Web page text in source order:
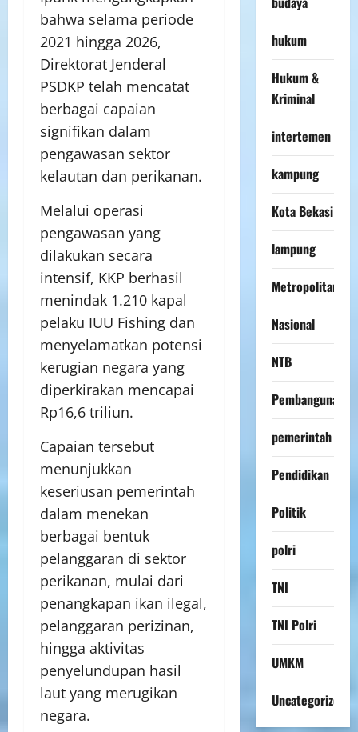
bahwa selama periode
2021 hingga 2026,
Direktorat Jenderal
PSDKP telah mencatat
berbagai capaian
signifikan dalam
pengawasan sektor
kelautan dan perikanan.
Melalui operasi
pengawasan yang
dilakukan secara
intensif, KKP berhasil
menindak 1.210 kapal
pelaku IUU Fishing dan
menyelamatkan potensi
kerugian negara yang
diperkirakan mencapai
Rp16,6 triliun.
Capaian tersebut
menunjukkan
keseriusan pemerintah
dalam menekan
berbagai bentuk
pelanggaran di sektor
perikanan, mulai dari
penangkapan ikan ilegal,
pelanggaran perizinan,
hingga aktivitas
penyelundupan hasil
laut yang merugikan
negara.
hukum
Hukum &
Kriminal
intertemen
kampung
Kota Bekasi
lampung
Metropolitan
Nasional
NTB
Pembangunan
pemerintah
Pendidikan
Politik
polri
TNI
TNI Polri
UMKM
Uncategorized